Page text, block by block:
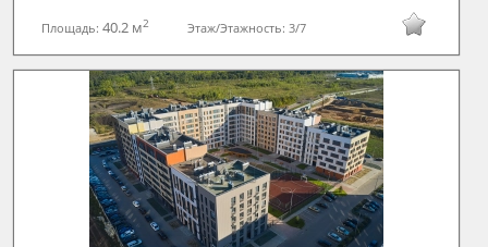
Площадь:40.2 м2 Этаж/Этажность: 3/7